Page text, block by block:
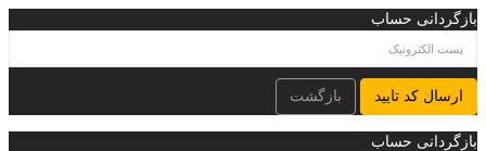
بازگردانی حساب
ارسال کد تایید بازگشت
بازگردانی حساب